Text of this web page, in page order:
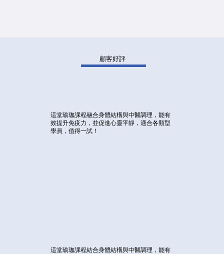
顧客好評
這堂瑜珈課程融合身體結構與中醫調理，能有
效提升免疫力，並促進心靈平靜，適合各類型
學員，值得一試！
這堂瑜珈課程結合身體結構與中醫調理，能有